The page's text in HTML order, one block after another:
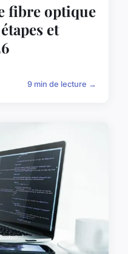
fibre optique
et
9 min de lecture →